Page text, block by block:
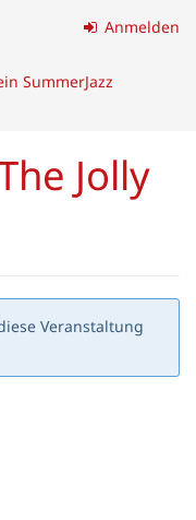
Anmelden
SummerJazz
Jolly
Veranstaltung